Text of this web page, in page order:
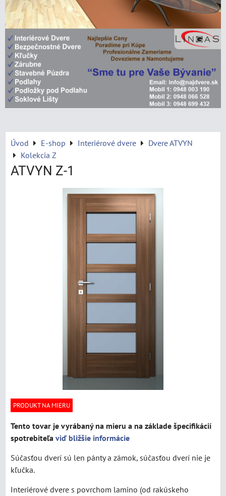
Úvod E-shop Interiérové dvere
Dvere ATVYN
Kolekcia Z
ATVYN Z-1
PRODUKT NA MIERU
Tento tovar je vyrábaný na mieru a na základe špecifikácií
spotrebiteľa viď bližšie informácie
Súčasťou dverí sú len pánty a zámok, súčasťou dverí nie je
kľučka.
Interiérové dvere s povrchom lamino (od rakúskeho